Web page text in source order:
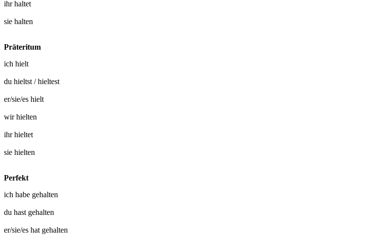
ihrhaltet
sie halten
Präteritum
ich hielt
du hieltst /hieltest
er/sie/es hielt
wirhielten
ihrhieltet
sie hielten
Perfekt
ich habe gehalten
du hast gehalten
er/sie/es hat gehalten